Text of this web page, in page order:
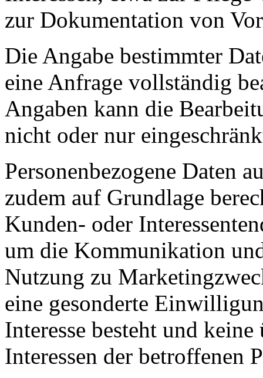
zur Dokumentation von
Die Angabe bestimmter
eine Anfrage vollständig
Angaben kann die
nicht oder nur
Personenbezogene Daten
zudem auf Grundlage
Kunden- oder
um die Kommunikation
Nutzung zu
eine gesonderte
Interesse besteht und
Interessen der betroffenen